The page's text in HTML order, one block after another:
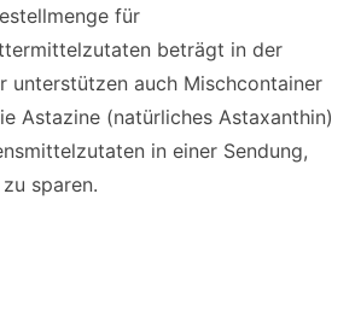
für
beträgt in der
unterstützen auch Mischcontainer
Astazine (natürliches Astaxanthin)
in einer Sendung,
sparen.